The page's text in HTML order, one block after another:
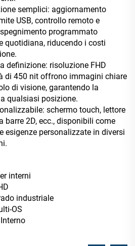
semplici: aggiornamento
USB, controllo remoto e
programmato
quotidiana, riducendo i costi
definizione: risoluzione FHD
di 450 nit offrono immagini chiare
di visione, garantendo la
qualsiasi posizione.
schermo touch, lettore
barre 2D, ecc., disponibili come
esigenze personalizzate in diversi
interni
industriale
OS